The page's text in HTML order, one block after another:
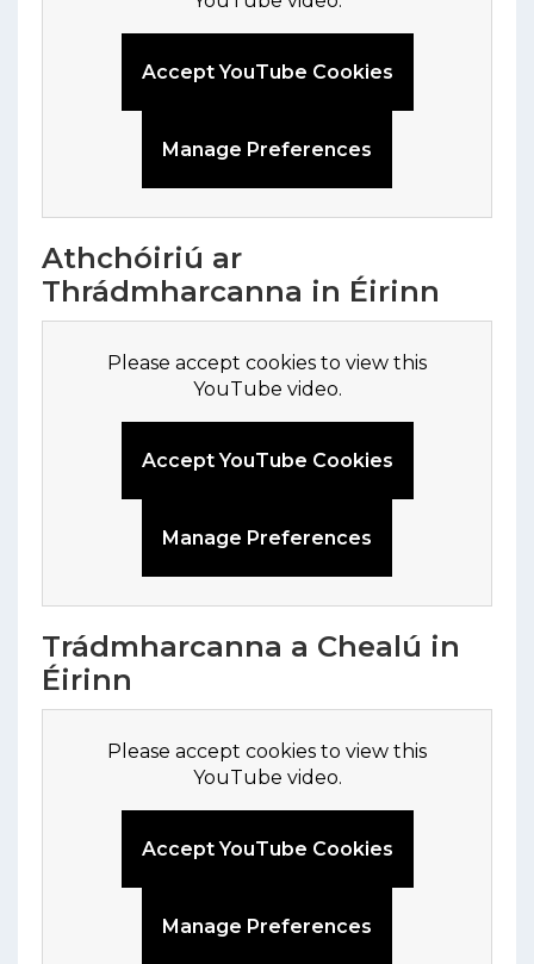
Accept YouTube Cookies
Manage Preferences
Athchóiriú ar
Thrádmharcanna in Éirinn
Please accept cookies to view this
YouTube video.
Accept YouTube Cookies
Manage Preferences
Trádmharcanna a Chealú in
Éirinn
Please accept cookies to view this
YouTube video.
Accept YouTube Cookies
Manage Preferences